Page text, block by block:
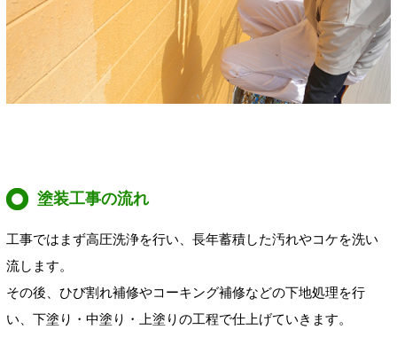
塗装工事の流れ
工事ではまず高圧洗浄を行い、長年蓄積した汚れやコケを洗い
流します。
その後、ひび割れ補修やコーキング補修などの下地処理を行
い、下塗り・中塗り・上塗りの工程で仕上げていきます。